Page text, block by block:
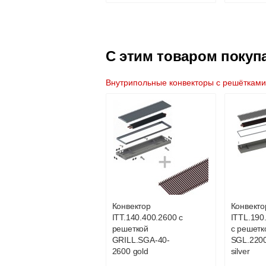
Контроллер
Siemens RDG 110,
230В (накладной)
21 750
Подробнее
Модуль-
itermic
C этим товаром
Внутрипольные конвекторы с решётками
Конвектор
ITT.140.400.2600 с
решеткой
GRILL.SGA-40-
2600 gold
с
silver